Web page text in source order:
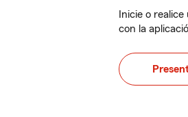
Inicie o
con la